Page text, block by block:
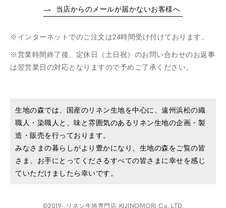
当店からのメールが届かないお客様へ
インターネットでのご注文は24時間受け付けております。
営業時間終了後、定休日（土日祝）のお問い合わせのお返事
は翌営業日の対応となりますので予めご了承ください。
生地の森では、国産のリネン生地を中心に、遠州浜松の織
職人・染職人と、味と雰囲気のあるリネン生地の企画・製
造・販売を行っております。
みなさまの暮らしがより豊かになり、生地の森をご覧の皆
さま、お手にとってくださるすべての皆さまに幸せを感じ
ていただけましたら幸いです。
©2019- リネン生地専門店 KIJINOMORI Co.,LTD.